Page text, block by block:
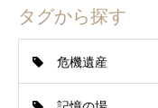
タグから探す
危機遺産